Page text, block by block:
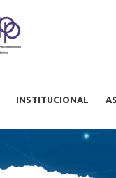
INSTITUCIONAL